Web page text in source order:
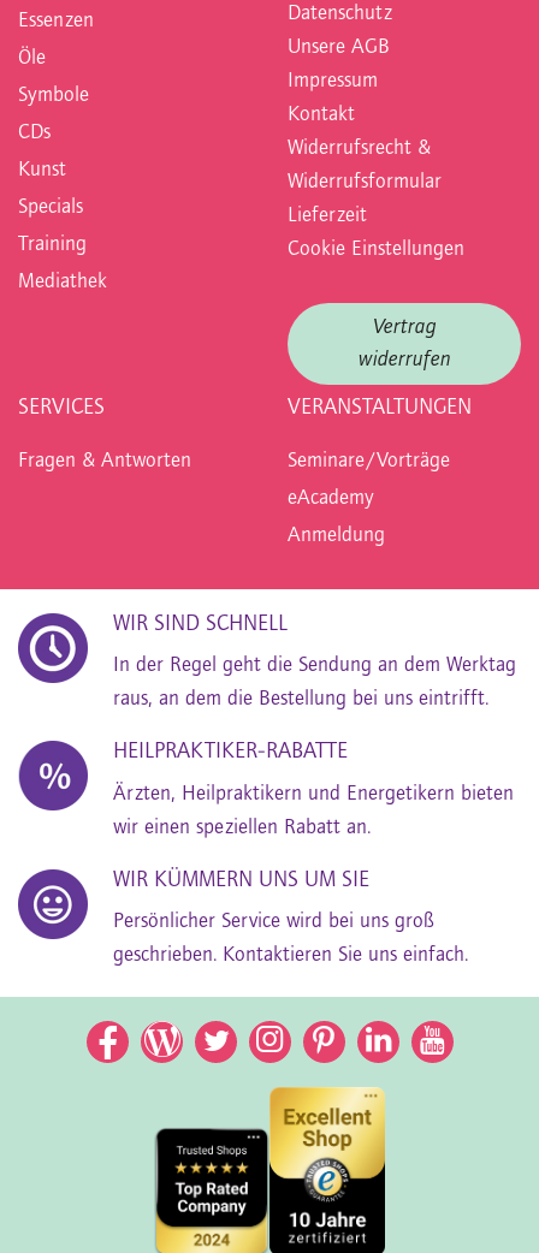
Essenzen
Öle
Symbole
CDs
Kunst
Specials
Training
Mediathek
Datenschutz
Unsere AGB
Impressum
Kontakt
Widerrufsrecht &
Widerrufsformular
Lieferzeit
Cookie Einstellungen
Vertrag
widerrufen
SERVICES
Fragen & Antworten
VERANSTALTUNGEN
Seminare/Vorträge
eAcademy
Anmeldung
WIR SIND SCHNELL
In der Regel geht die Sendung an dem Werktag
raus, an dem die Bestellung bei uns eintrifft.
HEILPRAKTIKER-RABATTE
Ärzten, Heilpraktikern und Energetikern bieten
wir einen speziellen Rabatt an.
WIR KÜMMERN UNS UM SIE
Persönlicher Service wird bei uns groß
geschrieben. Kontaktieren Sie uns einfach.
Facebook
Facebook
TwitterInstagram
Pinterest
LinkedIn